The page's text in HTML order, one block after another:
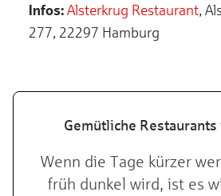
Infos:Alsterkrug Restaurant,
277, 22297 Hamburg
Gemütliche Restaurants
Wenn die Tage kürzer
früh dunkel wird, ist es